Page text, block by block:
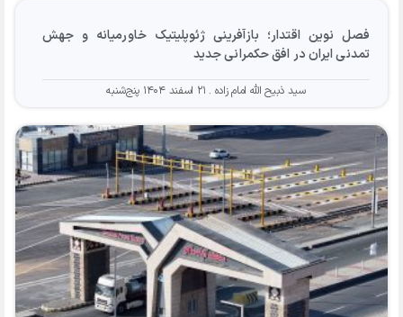
فصل نوین اقتدار؛ بازآفرینی ژئوپلیتیک خاورمیانه و جهش
تمدنی ایران در افق حکمرانی جدید
سید ذبیح الله امام زاده ۲۱ اسفند ۱۴۰۴ پنج‌شنبه